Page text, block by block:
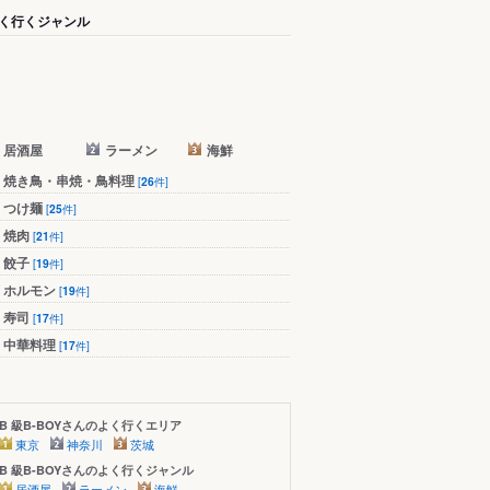
行くジャンル
居酒屋 ラーメン
海鮮
焼き鳥・串焼・鳥料理 [26件]
つけ麺 [25件]
焼肉 [21件]
餃子 [19件]
ホルモン [19件]
寿司 [17件]
中華料理 [17件]
B 級B-BOYさんのよく行くエリア
東京 神奈川 茨城
B 級B-BOYさんのよく行くジャンル